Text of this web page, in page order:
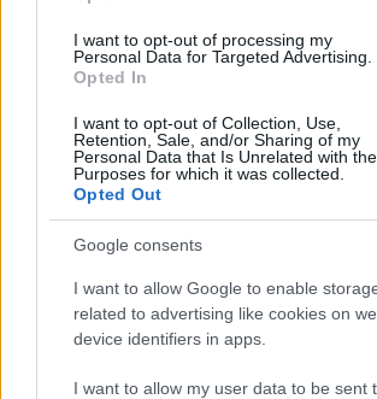
I want to opt-out of processing my
Personal Data for Targeted Advertising.
Opted In
I want to opt-out of Collection, Use,
Retention, Sale, and/or Sharing of my
Personal Data that Is Unrelated with the
Purposes for which it was collected.
Opted Out
Google consents
I want to allow Google to enable
related to advertising like cookies on
device identifiers in apps.
I want to allow my user data to be sent
Meccs Center
Paris Saint-Germain
Manchester United